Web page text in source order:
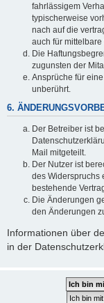
fahrlässigem
typischerweise
nach auf die
auch für
Die
zugunsten der
Ansprüche für
unberührt.
6.
Der Betreiber ist
Mail mitgeteilt.
Der Nutzer ist
des Widerspruchs
bestehende
Die Änderungen
den Änderungen
Informationen über
in der